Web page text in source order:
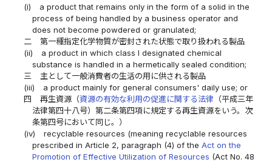
(i)
a product that remains only in the form of a solid in the
process of being handled by a business operator and
does not become powdered or granulated;
二
第一種指定化学物質が密封された状態で取り扱われる製品
(ii)
a product in which class I designated chemical
substance is handled in a hermetically sealed condition;
三
主として一般消費者の生活の用に供される製品
(iii)
a product mainly for general consumers' daily use; or
四
再生資源（資源の有効な利用の促進に関する法律 （平成三年
法律第四十八号）第二条第四項に規定する再生資源をいう。次
条第四号において同じ。）
(iv)
recyclable resources (meaning recyclable resources
prescribed in Article 2, paragraph (4) of the Act on the
Promotion of Effective Utilization of Resources (Act No. 48